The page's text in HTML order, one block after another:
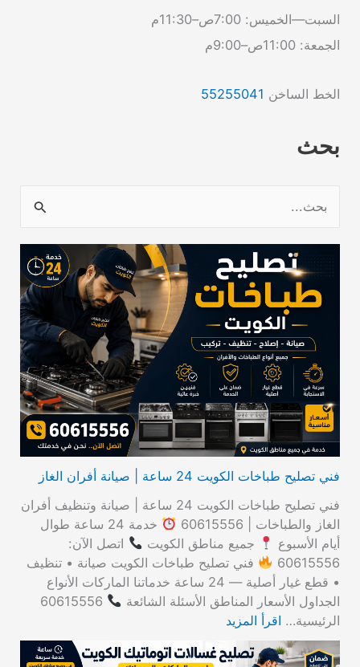
السبت—الخميس: 7:00ص–11:30م
الجمعة: 11:00ص–9:00م
الخط الساخن 55255041
بحث
فني تصليح طباخات الكويت 24 ساعة | صيانة أفران الغاز
فني تصليح طباخات الكويت 24 ساعة | صيانة وتنظيف أفران
الغاز والطباخات | 60615556
خدمة 24 ساعة طوال
أيام الأسبوع
جميع مناطق الكويت
اتصل الآن:
60615556
فني تصليح طباخات الكويت صيانة • تنظيف
• قطع غيار أصلية — 24 ساعة خدماتنا الماركات الأنواع
الجداول الأسعار المناطق الأسئلة الشائعة
60615556
الرئيسية… اقرأ المزيد